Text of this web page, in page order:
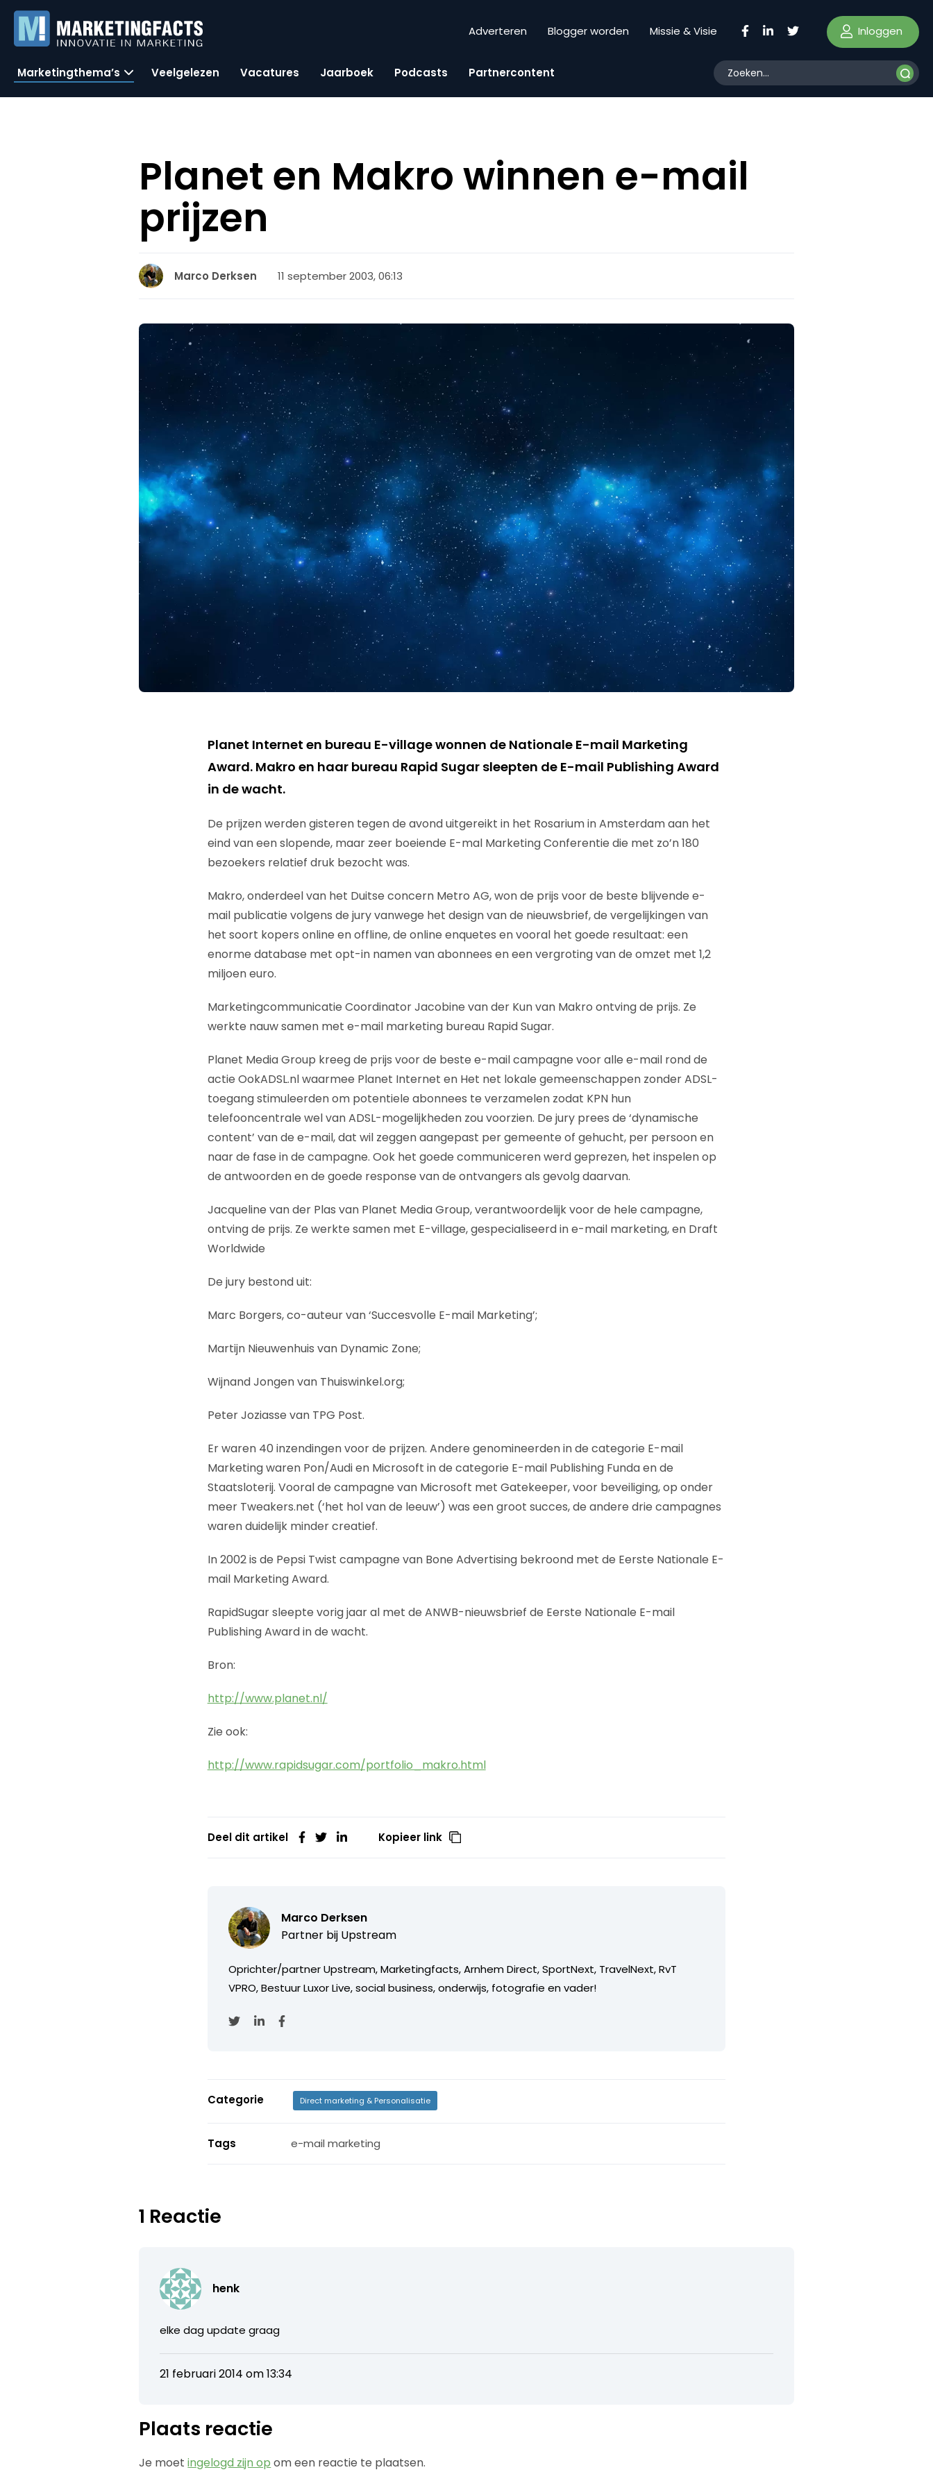
Adverteren Blogger worden Missie & Visie Inloggen
Marketingthema’s Veelgelezen Vacatures Jaarboek Podcasts Partnercontent
Planet en Makro winnen e-mail
prijzen
Marco Derksen 11 september 2003, 06:13
Planet Internet en bureau E-village wonnen de Nationale E-mail Marketing
Award. Makro en haar bureau Rapid Sugar sleepten de E-mail Publishing Award
in de wacht.
De prijzen werden gisteren tegen de avond uitgereikt in het Rosarium in Amsterdam aan het
eind van een slopende, maar zeer boeiende E-mal Marketing Conferentie die met zo’n 180
bezoekers relatief druk bezocht was.
Makro, onderdeel van het Duitse concern Metro AG, won de prijs voor de beste blijvende e-
mail publicatie volgens de jury vanwege het design van de nieuwsbrief, de vergelijkingen van
het soort kopers online en offline, de online enquetes en vooral het goede resultaat: een
enorme database met opt-in namen van abonnees en een vergroting van de omzet met 1,2
miljoen euro.
Marketingcommunicatie Coordinator Jacobine van der Kun van Makro ontving de prijs. Ze
werkte nauw samen met e-mail marketing bureau Rapid Sugar.
Planet Media Group kreeg de prijs voor de beste e-mail campagne voor alle e-mail rond de
actie OokADSL.nl waarmee Planet Internet en Het net lokale gemeenschappen zonder ADSL-
toegang stimuleerden om potentiele abonnees te verzamelen zodat KPN hun
telefooncentrale wel van ADSL-mogelijkheden zou voorzien. De jury prees de ‘dynamische
content’ van de e-mail, dat wil zeggen aangepast per gemeente of gehucht, per persoon en
naar de fase in de campagne. Ook het goede communiceren werd geprezen, het inspelen op
de antwoorden en de goede response van de ontvangers als gevolg daarvan.
Jacqueline van der Plas van Planet Media Group, verantwoordelijk voor de hele campagne,
ontving de prijs. Ze werkte samen met E-village, gespecialiseerd in e-mail marketing, en Draft
Worldwide
De jury bestond uit:
Marc Borgers, co-auteur van ‘Succesvolle E-mail Marketing’;
Martijn Nieuwenhuis van Dynamic Zone;
Wijnand Jongen van Thuiswinkel.org;
Peter Joziasse van TPG Post.
Er waren 40 inzendingen voor de prijzen. Andere genomineerden in de categorie E-mail
Marketing waren Pon/Audi en Microsoft in de categorie E-mail Publishing Funda en de
Staatsloterij. Vooral de campagne van Microsoft met Gatekeeper, voor beveiliging, op onder
meer Tweakers.net (‘het hol van de leeuw’) was een groot succes, de andere drie campagnes
waren duidelijk minder creatief.
In 2002 is de Pepsi Twist campagne van Bone Advertising bekroond met de Eerste Nationale E-
mail Marketing Award.
RapidSugar sleepte vorig jaar al met de ANWB-nieuwsbrief de Eerste Nationale E-mail
Publishing Award in de wacht.
Bron:
http://www.planet.nl/
Zie ook:
http://www.rapidsugar.com/portfolio_makro.html
Deel dit artikel Kopieer link
Marco Derksen
Partner bij Upstream
Oprichter/partner Upstream, Marketingfacts, Arnhem Direct, SportNext, TravelNext, RvT
VPRO, Bestuur Luxor Live, social business, onderwijs, fotografie en vader!
Categorie Direct marketing & Personalisatie
Tags e-mail marketing
1 Reactie
henk
elke dag update graag
21 februari 2014 om 13:34
Plaats reactie
Je moetingelogd zijn op om een reactie te plaatsen.